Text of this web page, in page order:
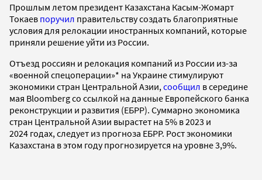
Прошлым летом президент Казахстана Касым-Жомарт
Токаев поручил правительству создать благоприятные
условия для релокации иностранных компаний, которые
приняли решение уйти из России.
Отъезд россиян и релокация компаний из России из-за
«военной спецоперации»* на Украине стимулируют
экономики стран Центральной Азии, сообщил в середине
мая Bloomberg со ссылкой на данные Европейского банка
реконструкции и развития (ЕБРР). Суммарно экономика
стран Центральной Азии вырастет на 5% в 2023 и
2024 годах, следует из прогноза ЕБРР. Рост экономики
Казахстана в этом году прогнозируется на уровне 3,9%.